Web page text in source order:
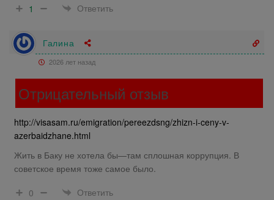
1
Ответить
Галина
2026 лет назад
Отрицательный отзыв
http://visasam.ru/emigration/pereezdsng/zhizn-i-ceny-v-
azerbaidzhane.html
Жить в Баку не хотела бы—там сплошная коррупция. В
советское время тоже самое было.
0
Ответить